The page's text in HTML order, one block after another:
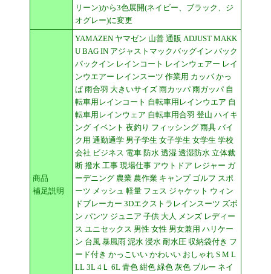
リーン)から3色展開(ネイビー、ブラック、ジ
オグレー)に変更
商品
補足説明
YAMAZEN ヤマゼン 山善 通販 ADJUST MAKK
U BAG IN アジャストマックバッグイン バック
パックイン レインコート レインウェアー レイ
ンウエアー レインスーツ 作業用 カッパ かっ
ぱ 雨合羽 大きいサイズ 雨カッパ 雨ガッパ 自
転車用レインコート 自転車用レインウエア 自
転車用レインウェア 自転車用合羽 登山 ハイキ
ング イベント 夜釣り フィッシング 雨具 バイ
ク用 通勤通学 男子学生 女子学生 女学生 学校
会社 ビジネス 電車 防水 透湿 透湿防水 立体裁
断 撥水 工事 現場仕事 アウトドア レジャー ガ
ーデニング 農業 農作業 キャンプ ゴルフ スポ
ーツ メッシュ 軽量 フェス ジャケット ウィン
ドブレーカー 3Dエクストラレインスーツ ズボ
ン パンツ ジュニア 子供 大人 メンズ レディー
ス ユニセックス 男性 女性 男女兼用 ハリケー
ン 台風 暴風雨 泥水 浸水 耐水圧 収納袋付き フ
ード付き かっこいい かわいい おしゃれ S M L
LL 3L 4Ｌ 6L 青色 紺色 緑色 灰色 ブルー ネイ